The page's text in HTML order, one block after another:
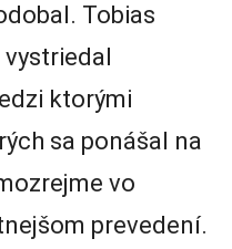
Tobias
ktorými
sa ponášal na
vo
prevedení.